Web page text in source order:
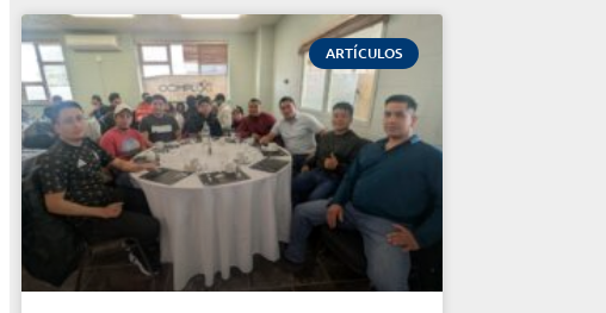
ARTÍCULOS